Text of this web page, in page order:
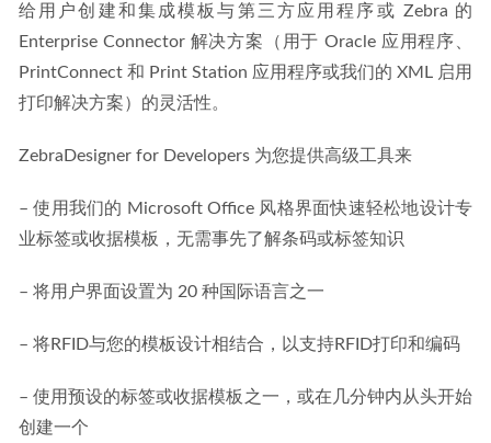
给用户创建和集成模板与第三方应用程序或 Zebra 的
Enterprise Connector 解决方案（用于 Oracle 应用程序、
PrintConnect 和 Print Station 应用程序或我们的 XML 启用
打印解决方案）的灵活性。
ZebraDesigner for Developers 为您提供高级工具来
– 使用我们的 Microsoft Office 风格界面快速轻松地设计专
业标签或收据模板，无需事先了解条码或标签知识
– 将用户界面设置为 20 种国际语言之一
– 将RFID与您的模板设计相结合，以支持RFID打印和编码
– 使用预设的标签或收据模板之一，或在几分钟内从头开始
创建一个